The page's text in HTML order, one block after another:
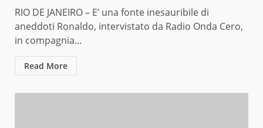
RIO DE JANEIRO – E’ una fonte inesauribile di
aneddoti Ronaldo, intervistato da Radio Onda Cero,
in compagnia...
Read More